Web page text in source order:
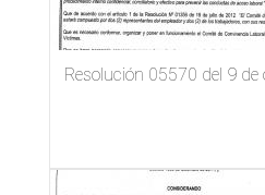
Resolución 05570 del 9